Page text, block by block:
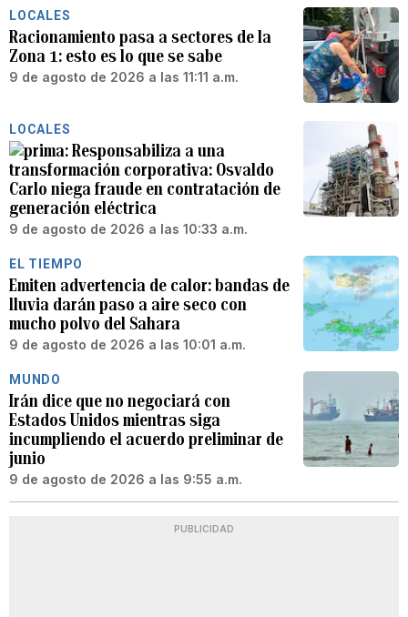
LOCALES
Racionamiento pasa a sectores de la
Zona 1: esto es lo que se sabe
9 de agosto de 2026 a las 11:11 a.m.
LOCALES
Responsabiliza a una
transformación corporativa: Osvaldo
Carlo niega fraude en contratación de
generación eléctrica
9 de agosto de 2026 a las 10:33 a.m.
EL TIEMPO
Emiten advertencia de calor: bandas de
lluvia darán paso a aire seco con
mucho polvo del Sahara
9 de agosto de 2026 a las 10:01 a.m.
MUNDO
Irán dice que no negociará con
Estados Unidos mientras siga
incumpliendo el acuerdo preliminar de
junio
9 de agosto de 2026 a las 9:55 a.m.
PUBLICIDAD